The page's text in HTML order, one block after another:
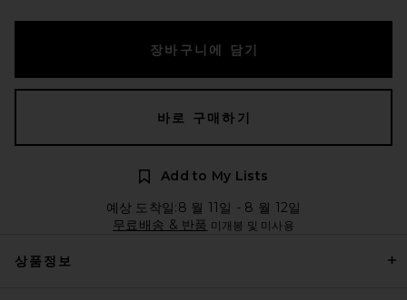
장바구니에 담기
바로 구매하기
Add to My Lists
예상 도착일:8 월 11일 - 8 월 12일
무료배송 & 반품 미개봉 및 미사용
상품정보